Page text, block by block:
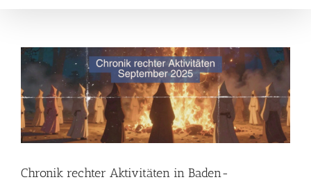
Zeige
grösseres
Chronik rechter Aktivitäten in Baden-